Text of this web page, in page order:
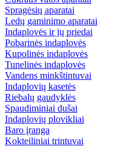
Spragėsių aparatai
Ledų gaminimo aparatai
Indaplovės ir jų priedai
Pobarinės indaplovės
Kupolinės indaplovės
Tunelinės indaplovės
Vandens minkštintuvai
Indaplovių kasetės
Riebalų gaudyklės
Spaudiminiai dušai
Indaplovių plovikliai
Baro įranga
Kokteiliniai trintuvai